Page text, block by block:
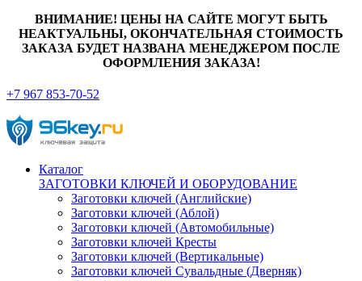
ВНИМАНИЕ! ЦЕНЫ НА САЙТЕ МОГУТ БЫТЬ
НЕАКТУАЛЬНЫ, ОКОНЧАТЕЛЬНАЯ СТОИМОСТЬ
ЗАКАЗА БУДЕТ НАЗВАНА МЕНЕДЖЕРОМ ПОСЛЕ
ОФОРМЛЕНИЯ ЗАКАЗА!
+7 967 853-70-52
Каталог
ЗАГОТОВКИ КЛЮЧЕЙ И ОБОРУДОВАНИЕ
Заготовки ключей (Английские)
Заготовки ключей (Аблой)
Заготовки ключей (Автомобильные)
Заготовки ключей Кресты
Заготовки ключей (Вертикальные)
Заготовки ключей Сувальдные (Дверняк)